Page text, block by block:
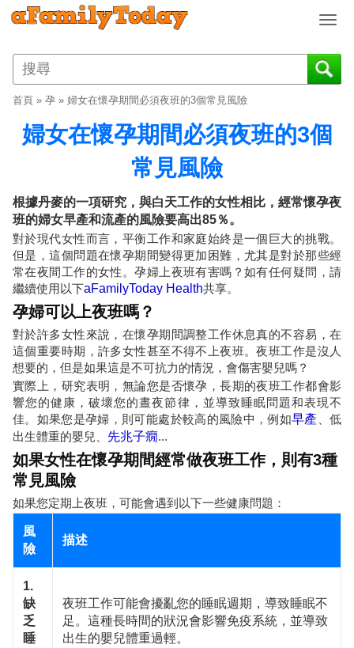
T
g
g
n
a
g
i
o
首頁 » 孕 » 婦女在懷孕期間必須夜班的3個常見風險
婦女在懷孕期間必須夜班的3個
常見風險
根據丹麥的一項研究，與白天工作的女性相比，經常懷孕夜
班的婦女早產和流產的風險要高出85％。
對於現代女性而言，平衡工作和家庭始終是一個巨大的挑戰。
但是，這個問題在懷孕期間變得更加困難，尤其是對於那些經
常在夜間工作的女性。孕婦上夜班有害嗎？如有任何疑問，請
繼續使用以下aFamilyToday Health共享。
孕婦可以上夜班嗎？
對於許多女性來說，在懷孕期間調整工作休息真的不容易，在
這個重要時期，許多女性甚至不得不上夜班。夜班工作是沒人
想要的，但是如果這是不可抗力的情況，會傷害嬰兒嗎？
實際上，研究表明，無論您是否懷孕，長期的夜班工作都會影
響您的健康，破壞您的晝夜節律，並導致睡眠問題和表現不
佳。如果您是孕婦，則可能處於較高的風險中，例如早產 、低
出生體重的嬰兒、 先兆子癇...
如果女性在懷孕期間經常做夜班工作，則有3種
常見風險
如果您定期上夜班，可能會遇到以下一些健康問題：
風
險
描述
1.
缺
乏
睡
夜班工作可能會擾亂您的睡眠週期，導致睡眠不
足。這種長時間的狀況會影響免疫系統，並導致
出生的嬰兒體重過輕。